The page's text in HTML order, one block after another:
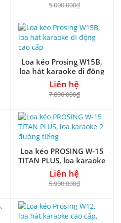
5.000.000₫
Loa kéo Prosing W15B,
loa hát karaoke di động
cao cấp
Liên hệ
7.890.000₫
Loa kéo PROSING W-15
TITAN PLUS, loa karaoke
2 đường tiếng
Liên hệ
5.900.000₫